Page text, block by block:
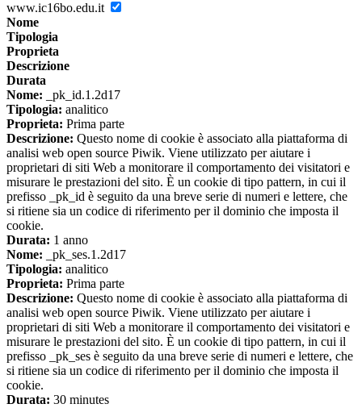
www.ic16bo.edu.it
Nome
Tipologia
Proprieta
Descrizione
Durata
Nome: _pk_id.1.2d17
Tipologia: analitico
Proprieta: Prima parte
Descrizione: Questo nome di cookie è associato alla piattaforma di
analisi web open source Piwik. Viene utilizzato per aiutare i
proprietari di siti Web a monitorare il comportamento dei visitatori e
misurare le prestazioni del sito. È un cookie di tipo pattern, in cui il
prefisso _pk_id è seguito da una breve serie di numeri e lettere, che
si ritiene sia un codice di riferimento per il dominio che imposta il
cookie.
Durata: 1 anno
Nome: _pk_ses.1.2d17
Tipologia: analitico
Proprieta: Prima parte
Descrizione: Questo nome di cookie è associato alla piattaforma di
analisi web open source Piwik. Viene utilizzato per aiutare i
proprietari di siti Web a monitorare il comportamento dei visitatori e
misurare le prestazioni del sito. È un cookie di tipo pattern, in cui il
prefisso _pk_ses è seguito da una breve serie di numeri e lettere, che
si ritiene sia un codice di riferimento per il dominio che imposta il
cookie.
Durata: 30 minutes